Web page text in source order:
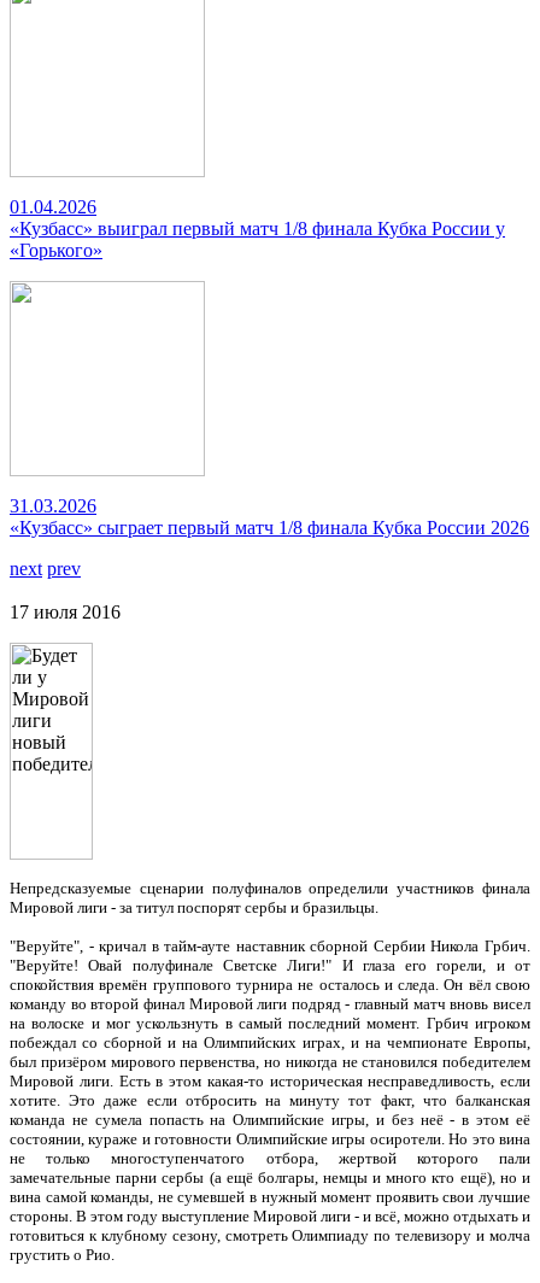
01.04.2026
«Кузбасс» выиграл первый матч 1/8 финала Кубка России у
«Горького»
31.03.2026
«Кузбасс» сыграет первый матч 1/8 финала Кубка России 2026
next prev
17 июля 2016
Непредсказуемые сценарии полуфиналов определили участников финала
Мировой лиги - за титул поспорят сербы и бразильцы.
"Веруйте", - кричал в тайм-ауте наставник сборной Сербии Никола Грбич.
"Веруйте! Овай полуфинале Светске Лиги!" И глаза его горели, и от
спокойствия времён группового турнира не осталось и следа. Он вёл свою
команду во второй финал Мировой лиги подряд - главный матч вновь висел
на волоске и мог ускользнуть в самый последний момент. Грбич игроком
побеждал со сборной и на Олимпийских играх, и на чемпионате Европы,
был призёром мирового первенства, но никогда не становился победителем
Мировой лиги. Есть в этом какая-то историческая несправедливость, если
хотите. Это даже если отбросить на минуту тот факт, что балканская
команда не сумела попасть на Олимпийские игры, и без неё - в этом её
состоянии, кураже и готовности Олимпийские игры осиротели. Но это вина
не только многоступенчатого отбора, жертвой которого пали
замечательные парни сербы (а ещё болгары, немцы и много кто ещё), но и
вина самой команды, не сумевшей в нужный момент проявить свои лучшие
стороны. В этом году выступление Мировой лиги - и всё, можно отдыхать и
готовиться к клубному сезону, смотреть Олимпиаду по телевизору и молча
грустить о Рио.